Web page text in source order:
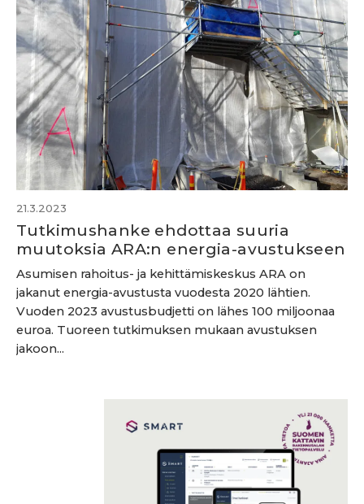
21.3.2023
Tutkimushanke ehdottaa suuria
muutoksia ARA:n energia-avustukseen
Asumisen rahoitus- ja kehittämiskeskus ARA on
jakanut energia-avustusta vuodesta 2020 lähtien.
Vuoden 2023 avustusbudjetti on lähes 100 miljoonaa
euroa. Tuoreen tutkimuksen mukaan avustuksen
jakoon...